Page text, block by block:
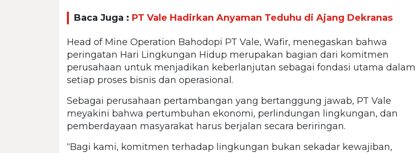
Baca Juga : PT Vale Hadirkan Anyaman Teduhu di Ajang Dekranas
Head of Mine Operation Bahodopi PT Vale, Wafir, menegaskan bahwa
peringatan Hari Lingkungan Hidup merupakan bagian dari komitmen
perusahaan untuk menjadikan keberlanjutan sebagai fondasi utama dalam
setiap proses bisnis dan operasional.
Sebagai perusahaan pertambangan yang bertanggung jawab, PT Vale
meyakini bahwa pertumbuhan ekonomi, perlindungan lingkungan, dan
pemberdayaan masyarakat harus berjalan secara beriringan.
“Bagi kami, komitmen terhadap lingkungan bukan sekadar kewajiban,